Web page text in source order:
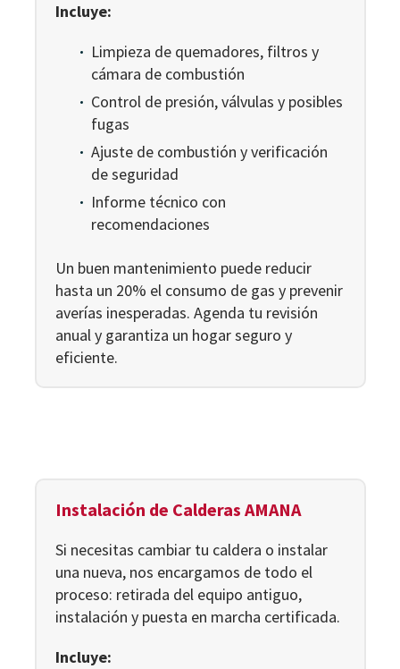
Incluye:
Limpieza de quemadores, filtros y
cámara de combustión
Control de presión, válvulas y posibles
fugas
Ajuste de combustión y verificación
de seguridad
Informe técnico con
recomendaciones
Un buen mantenimiento puede reducir
hasta un 20% el consumo de gas y prevenir
averías inesperadas. Agenda tu revisión
anual y garantiza un hogar seguro y
eficiente.
Instalación de Calderas AMANA
Si necesitas cambiar tu caldera o instalar
una nueva, nos encargamos de todo el
proceso: retirada del equipo antiguo,
instalación y puesta en marcha certificada.
Incluye: